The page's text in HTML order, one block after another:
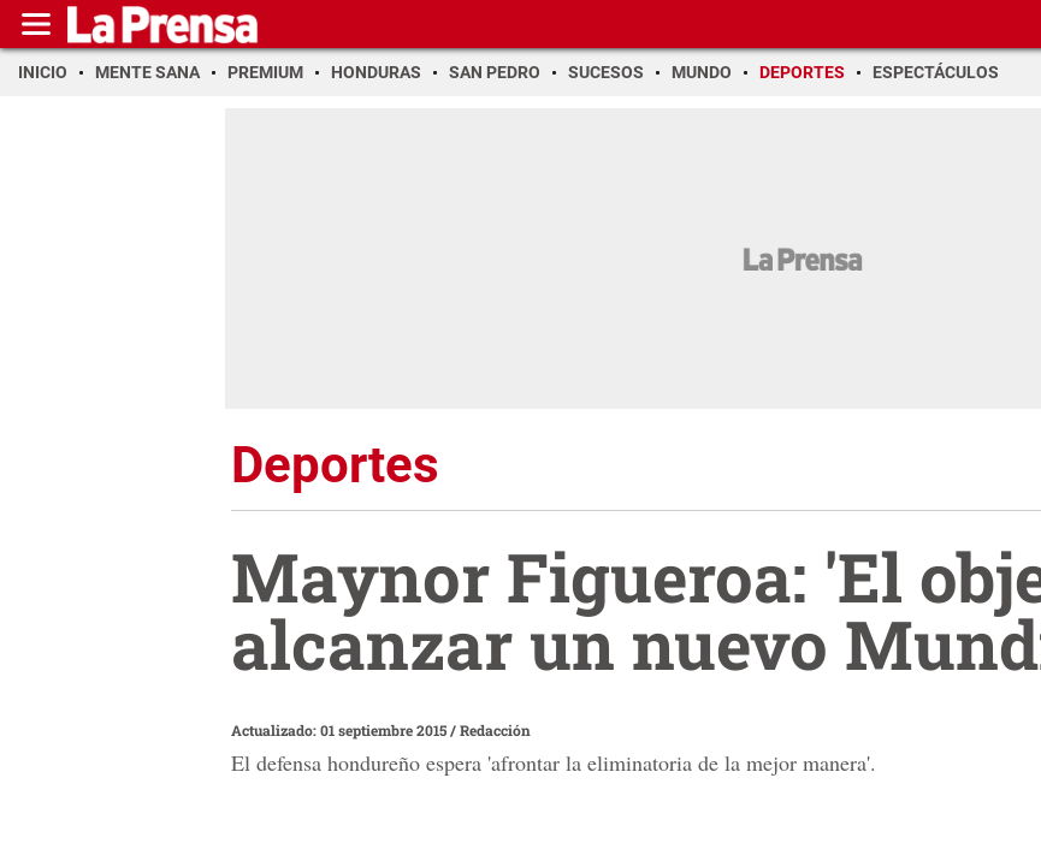
INICIO MENTE SANA PREMIUM HONDURAS SAN PEDRO SUCESOS MUNDO DEPORTES ESPECTÁCULOS
Deportes
Maynor Figueroa: 'El
alcanzar un nuevo
Actualizado: 01 septiembre 2015/Redacción
El defensa hondureño espera 'afrontar la eliminatoria de la mejor manera'.